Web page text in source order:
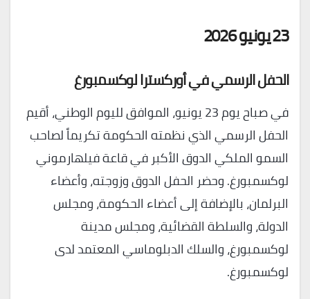
23 يونيو 2026
الحفل الرسمي في أوركسترا لوكسمبورغ
في صباح يوم 23 يونيو، الموافق لليوم الوطني، أقيم
الحفل الرسمي الذي نظمته الحكومة تكريماً لصاحب
السمو الملكي الدوق الأكبر في قاعة فيلهارموني
لوكسمبورغ. وحضر الحفل الدوق وزوجته، وأعضاء
البرلمان، بالإضافة إلى أعضاء الحكومة، ومجلس
الدولة، والسلطة القضائية، ومجلس مدينة
لوكسمبورغ، والسلك الدبلوماسي المعتمد لدى
لوكسمبورغ.